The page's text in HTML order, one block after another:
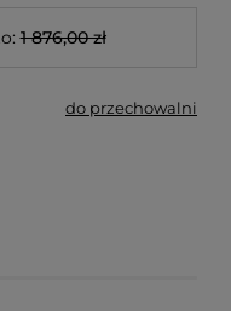
1 876,00 zł
do przechowalni